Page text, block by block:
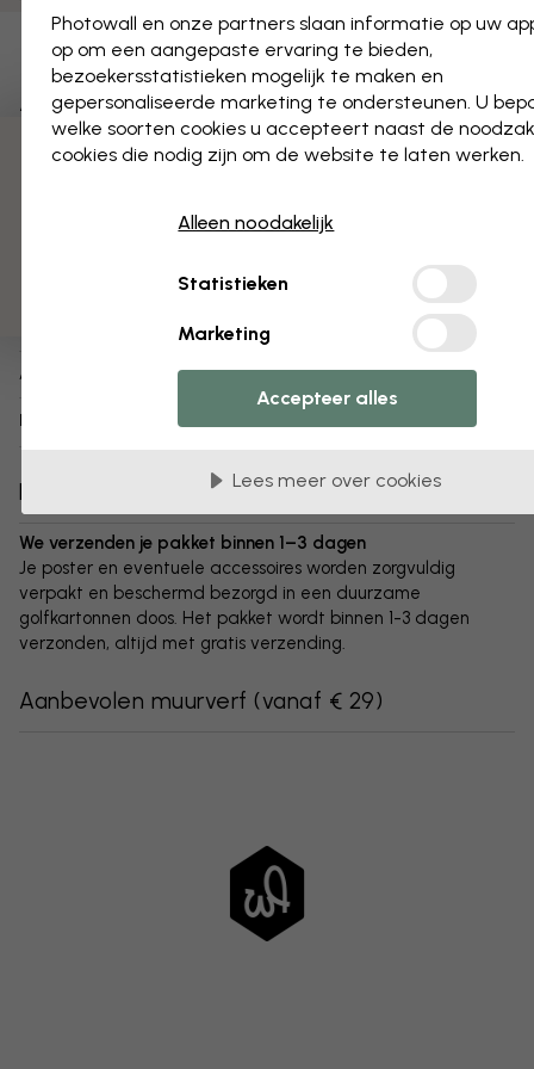
Toevoegen aan favorieten
Arizona Dips
Over het product:
Philippe Hugonnard
canvas
print)
e334306
Bezorging
We verzenden je pakket binnen 1–3 dagen
Je poster en eventuele accessoires worden zorgvuldig
verpakt en beschermd bezorgd in een duurzame
golfkartonnen doos. Het pakket wordt binnen 1-3 dagen
verzonden, altijd met gratis verzending.
Aanbevolen muurverf (vanaf € 29)
Photowall en onze partners slaan informatie op uw
op om een aangepaste ervaring te bieden,
bezoekersstatistieken mogelijk te maken en
gepersonaliseerde marketing te ondersteunen. U
welke soorten cookies u accepteert naast de
cookies die nodig zijn om de website te laten werken.
Alleen noodakelijk
Statistieken
Marketing
Accepteer alles
Lees meer over cookies